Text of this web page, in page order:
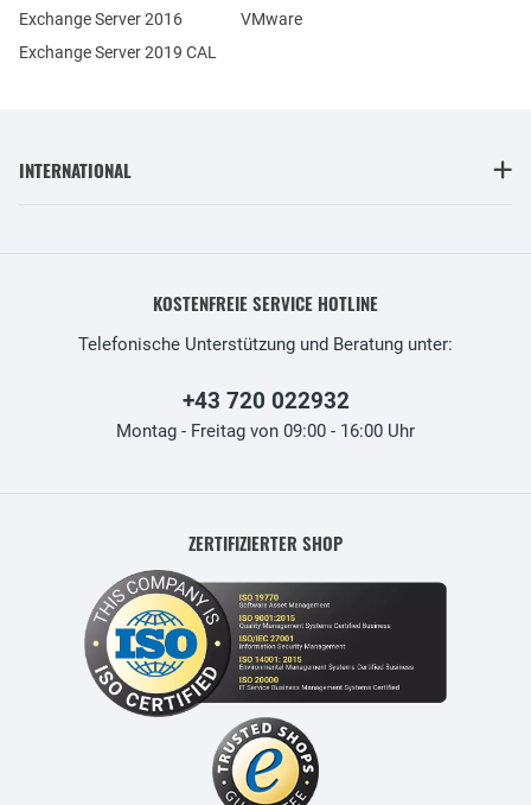
Exchange Server 2016
Exchange Server 2019 CAL
VMware
INTERNATIONAL
KOSTENFREIE SERVICE HOTLINE
Telefonische Unterstützung und Beratung unter:
+43 720 022932
Montag - Freitag von 09:00 - 16:00 Uhr
ZERTIFIZIERTER SHOP